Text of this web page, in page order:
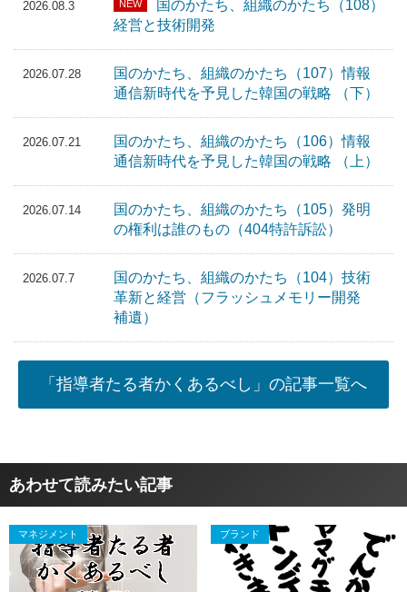
2026.08.3 NEW
国のかたち、組織のかたち（108）
経営と技術開発
2026.07.28
国のかたち、組織のかたち（107）情報
通信新時代を予見した韓国の戦略 （下）
2026.07.21
国のかたち、組織のかたち（106）情報
通信新時代を予見した韓国の戦略 （上）
2026.07.14
国のかたち、組織のかたち（105）発明
の権利は誰のもの（404特許訴訟）
2026.07.7
国のかたち、組織のかたち（104）技術
革新と経営（フラッシュメモリー開発
補遺）
「指導者たる者かくあるべし」の記事一覧へ
あわせて読みたい記事
マネジメント ブランド